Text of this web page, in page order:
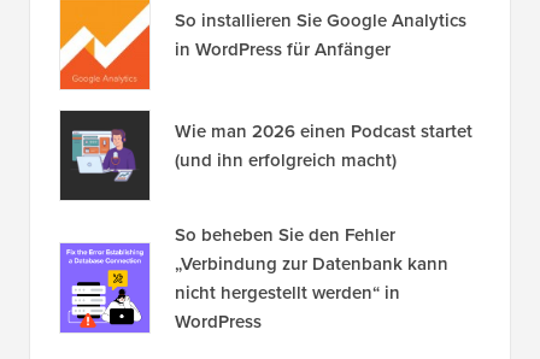
So installieren Sie Google Analytics
in WordPress für Anfänger
Wie man 2026 einen Podcast startet
(und ihn erfolgreich macht)
So beheben Sie den Fehler
„Verbindung zur Datenbank kann
nicht hergestellt werden“ in
WordPress